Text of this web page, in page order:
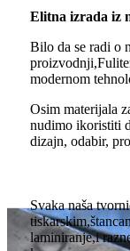
Elitna izrada iz
Bilo da se radi o
proizvodnji,
modernom
Osim materijala
nudimo ikoristiti
dizajn, odabir,
Svaka naša
tiskarskim,
laminiranje,i